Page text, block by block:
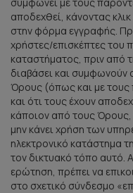
αποδεχθεί, κάνοντας
στην φόρμα εγγραφής.
χρήστες/επισκέπτες του
καταστήματος, πριν από
διαβάσει και συμφωνούν
Όρους (όπως και με
και ότι τους έχουν
κάποιον από τους Όρους,
μην κάνει χρήση των
ηλεκτρονικό κατάστημα
τον δικτυακό τόπο αυτό.
ερώτηση, πρέπει να
στο σχετικό σύνδεσμο